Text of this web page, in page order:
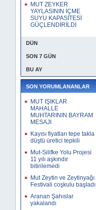
MUT ZEYKER
YAYLASININ İÇME
SUYU KAPASİTESİ
GÜÇLENDİRİLDİ
DÜN
SON 7 GÜN
BU AY
SON YORUMLANANLAR
MUT IŞIKLAR
MAHALLE
MUHTARININ BAYRAM
MESAJI
Kayısı fiyatları tepe takla
düştü üretici tepkili
Mut-Silifke Yolu Projesi
11 yılı aşkındır
bitirilemedi
Mut Zeytin ve Zeytinyağı
Festivali coşkulu başladı
Aranan Şahıslar
yakalandı